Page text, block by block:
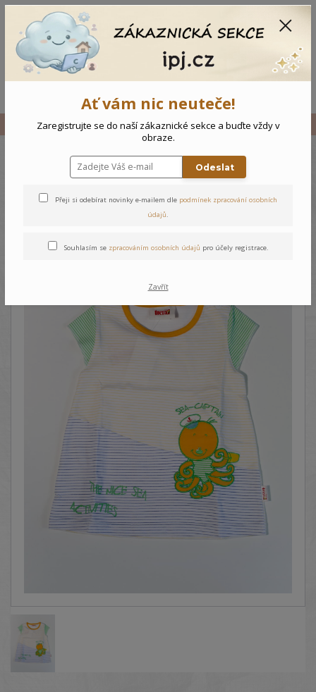
Vše Dětské dlouhé triko / šaty Chobotnice - Zelená
Dětské dlouhé triko / šaty
Chobotnice - Zelená
Ať vám nic neuteče!
Zaregistrujte se do naší zákaznické sekce a buďte vždy v
obraze.
Odeslat
Přeji si odebírat novinky e-mailem dle podmínek zpracování osobních
údajů.
Souhlasím se zpracováním osobních údajů pro účely registrace.
Zavřít